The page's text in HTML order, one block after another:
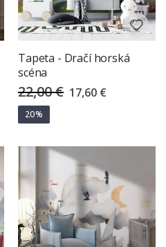
Tapeta - Dračí horská
scéna
22,00 € Special
Price
17,60 €
20%